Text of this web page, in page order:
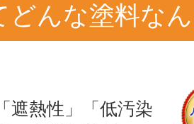
どんな塗料な
遮熱性」「低汚染